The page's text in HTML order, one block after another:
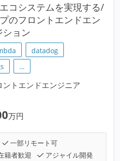
コシステムを実現する/
のフロントエンドエン
ョン
datadog
…
ントエンドエンジニア
万円
一部リモート可
籍者歓迎
アジャイル開発